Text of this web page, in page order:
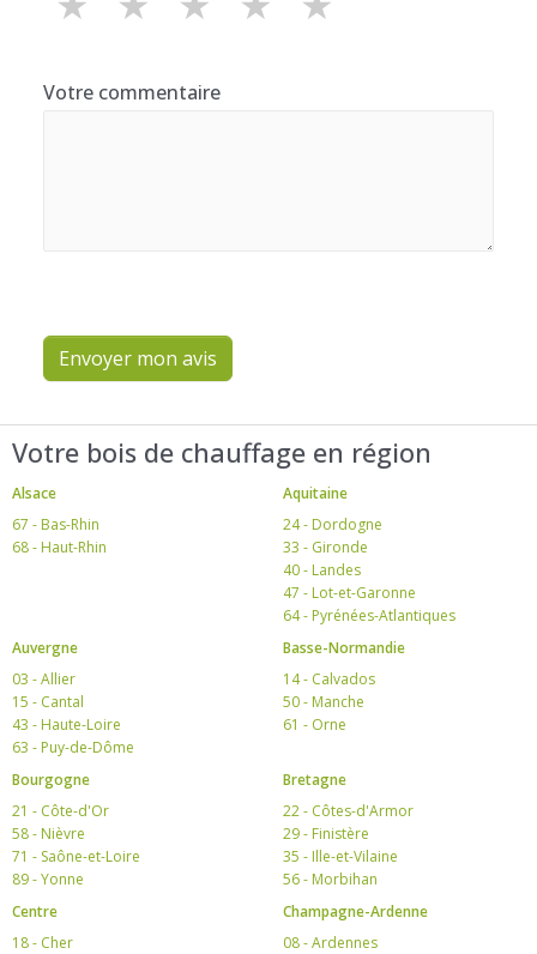
Votre commentaire
Envoyer mon avis
Votre bois de chauffage en région
Alsace
67 - Bas-Rhin
68 - Haut-Rhin
Aquitaine
24 - Dordogne
33 - Gironde
40 - Landes
47 - Lot-et-Garonne
64 - Pyrénées-Atlantiques
Auvergne
03 - Allier
15 - Cantal
43 - Haute-Loire
63 - Puy-de-Dôme
Basse-Normandie
14 - Calvados
50 - Manche
61 - Orne
Bourgogne
21 - Côte-d'Or
58 - Nièvre
71 - Saône-et-Loire
89 - Yonne
Bretagne
22 - Côtes-d'Armor
29 - Finistère
35 - Ille-et-Vilaine
56 - Morbihan
Centre
18 - Cher
Champagne-Ardenne
08 - Ardennes